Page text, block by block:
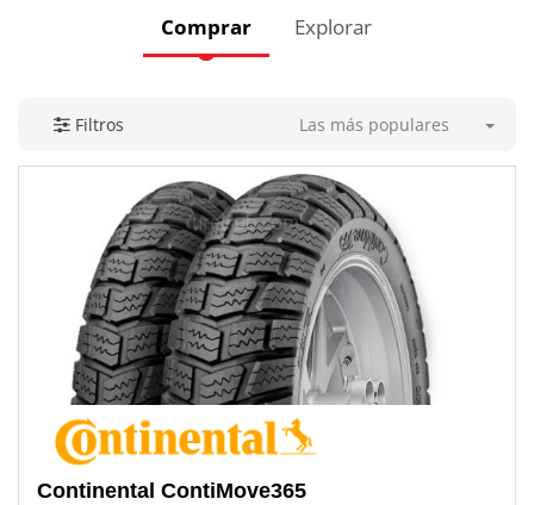
Comprar Explorar
Filtros Las más populares
Continental ContiMove365